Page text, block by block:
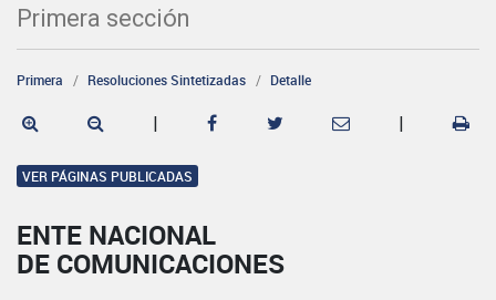
Primera sección
Primera Resoluciones Sintetizadas Detalle
| |
VER PÁGINAS PUBLICADAS
ENTE NACIONAL
DE COMUNICACIONES